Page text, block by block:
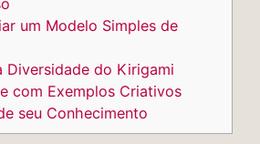
um Modelo Simples de
Diversidade do Kirigami
com Exemplos Criativos
seu Conhecimento